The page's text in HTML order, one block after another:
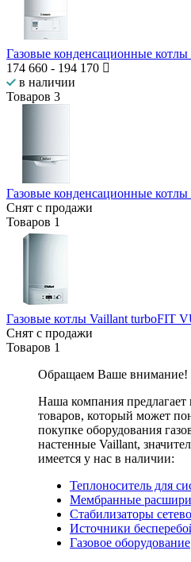
Газовые конденсационные
174 660 - 194 170
в наличии
Товаров 3
Газовые конденсационные
Снят с продажи
Товаров 1
Газовые котлы Vaillant turboFIT
Снят с продажи
Товаров 1
Обращаем Ваше внимание!
Наша компания
товаров, который может
покупке оборудования
настенные Vaillant,
имеется у нас в наличии:
Теплоноситель для
Мембранные
Стабилизаторы
Источники
Газовое оборудование